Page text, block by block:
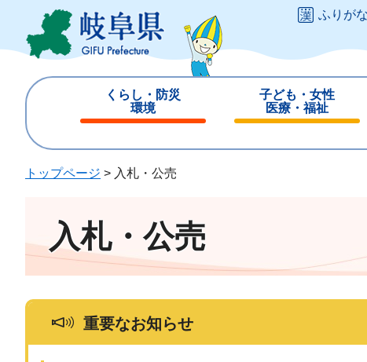
ジ
ュ
ふりが
くらし・防災
環境
じ
子ども・女性
医療・福祉
じ
トップページ > 入札・公売
入札・公売
重要なお知らせ